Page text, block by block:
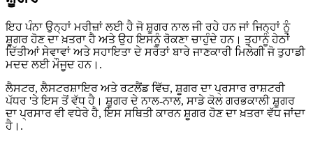
ਇਹ ਪੰਨਾ ਉਨ੍ਹਾਂ ਮਰੀਜ਼ਾਂ ਲਈ ਹੈ ਜੋ ਸ਼ੂਗਰ ਨਾਲ ਜੀ ਰਹੇ ਹਨ ਜਾਂ ਜਿਨ੍ਹਾਂ ਨੂੰ
ਸ਼ੂਗਰ ਹੋਣ ਦਾ ਖ਼ਤਰਾ ਹੈ ਅਤੇ ਉਹ ਇਸਨੂੰ ਰੋਕਣਾ ਚਾਹੁੰਦੇ ਹਨ। ਤੁਹਾਨੂੰ ਹੇਠਾਂ
ਦਿੱਤੀਆਂ ਸੇਵਾਵਾਂ ਅਤੇ ਸਹਾਇਤਾ ਦੇ ਸਰੋਤਾਂ ਬਾਰੇ ਜਾਣਕਾਰੀ ਮਿਲੇਗੀ ਜੋ ਤੁਹਾਡੀ
ਮਦਦ ਲਈ ਮੌਜੂਦ ਹਨ।.
ਲੈਸਟਰ, ਲੈਸਟਰਸ਼ਾਇਰ ਅਤੇ ਰਟਲੈਂਡ ਵਿੱਚ, ਸ਼ੂਗਰ ਦਾ ਪ੍ਰਸਾਰ ਰਾਸ਼ਟਰੀ
ਪੱਧਰ 'ਤੇ ਇਸ ਤੋਂ ਵੱਧ ਹੈ। ਸ਼ੂਗਰ ਦੇ ਨਾਲ-ਨਾਲ, ਸਾਡੇ ਕੋਲ ਗਰਭਕਾਲੀ ਸ਼ੂਗਰ
ਦਾ ਪ੍ਰਸਾਰ ਵੀ ਵਧੇਰੇ ਹੈ, ਇਸ ਸਥਿਤੀ ਕਾਰਨ ਸ਼ੂਗਰ ਹੋਣ ਦਾ ਖ਼ਤਰਾ ਵੱਧ ਜਾਂਦਾ
ਹੈ।.